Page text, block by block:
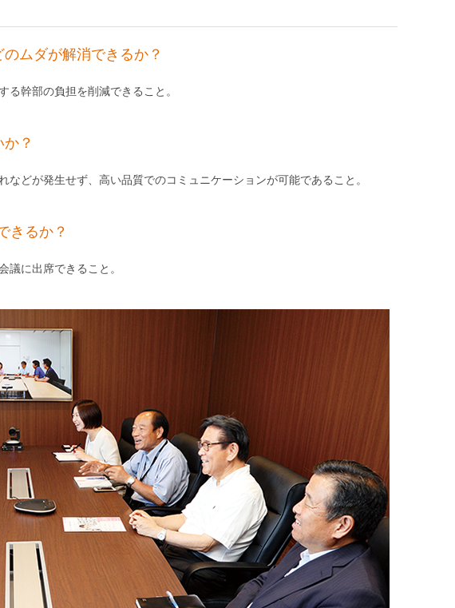
ムダが解消できるか？
幹部の負担を削減できること。
？
どが発生せず、高い品質でのコミュニケーションが可能であること。
きるか？
議に出席できること。